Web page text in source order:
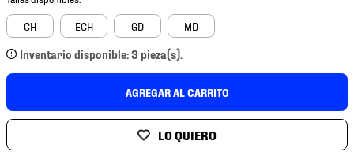
CH ECH GD MD
Inventario disponible: 3 pieza(s).
AGREGAR AL CARRITO
5.
mochila
6.
jersey
7.
mochilas
9.
tenis niño